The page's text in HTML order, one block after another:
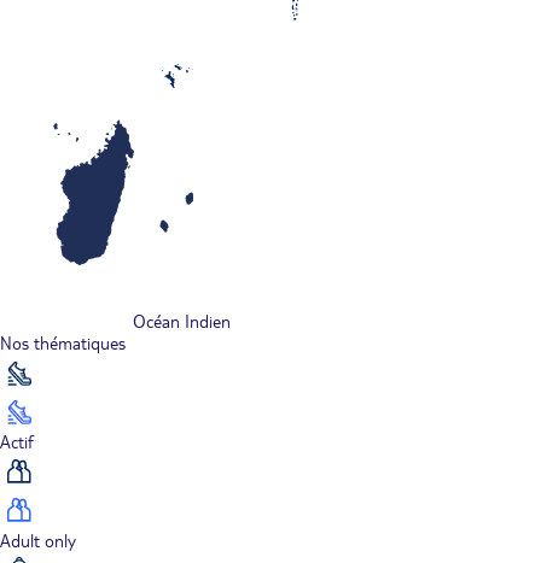
Océan Indien
Nos thématiques
Actif
Adult only